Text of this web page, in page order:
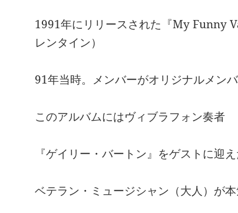
1991年にリリースされた『My Funny
レンタイン）
91年当時。メンバーがオリジナルメン
このアルバムにはヴィブラフォン奏者
『ゲイリー・バートン』をゲストに迎え
ベテラン・ミュージシャン（大人）が本